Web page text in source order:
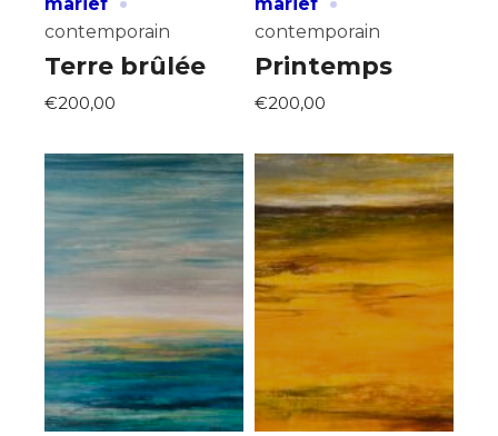
contemporain
Terre brûlée
€200,00
contemporain
Printemps
€200,00